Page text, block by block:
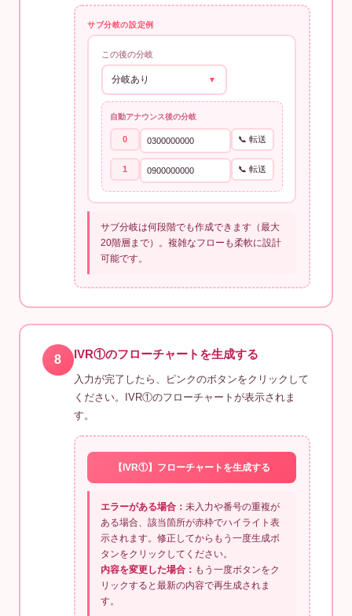
サブ分岐の設定例
この後の分岐
分岐あり ▼
自動アナウンス後の分岐
0 0300000000 📞 転送
1 0900000000 📞 転送
サブ分岐は何段階でも作成できます（最大
20階層まで）。複雑なフローも柔軟に設計
可能です。
8 IVR①のフローチャートを生成する
入力が完了したら、ピンクのボタンをクリックして
ください。IVR①のフローチャートが表示されま
す。
【IVR①】フローチャートを生成する
エラーがある場合： 未入力や番号の重複が
ある場合、該当箇所が赤枠でハイライト表
示されます。修正してからもう一度生成ボ
タンをクリックしてください。
内容を変更した場合： もう一度ボタンをク
リックすると最新の内容で再生成されま
す。